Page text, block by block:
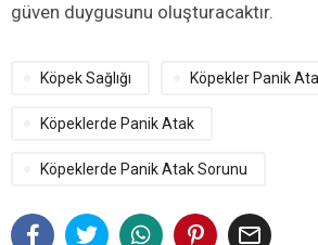

güven duygusunu oluşturacaktır.
Köpek Sağlığı Köpekler Panik
Köpeklerde Panik Atak
Köpeklerde Panik Atak Sorunu